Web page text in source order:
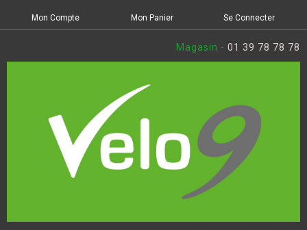
Mon Compte Mon Panier Se Connecter
Magasin - 01 39 78 78 78